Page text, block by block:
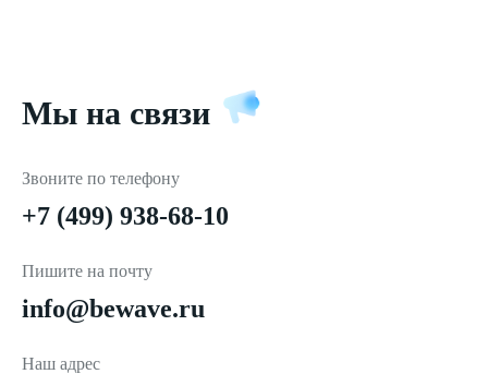
Мы на связи
Звоните по телефону
+7 (499) 938-68-10
Пишите на почту
info@bewave.ru
Наш адрес